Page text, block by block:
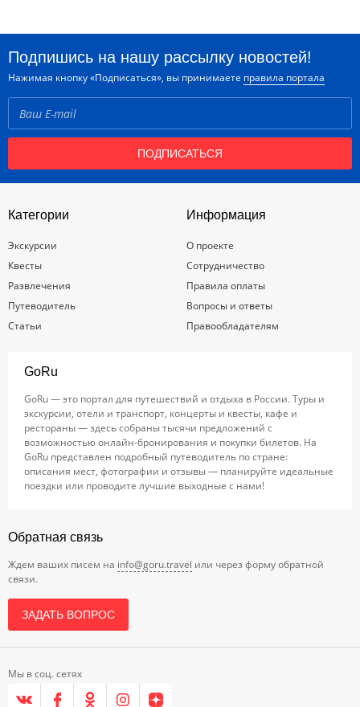
Подпишись на нашу рассылку новостей!
Нажимая кнопку «Подписаться», вы принимаете правила портала
ПОДПИСАТЬСЯ
Категории
Экскурсии
Квесты
Развлечения
Путеводитель
Статьи
Информация
О проекте
Сотрудничество
Правила оплаты
Вопросы и ответы
Правообладателям
GoRu
GoRu — это портал для путешествий и отдыха в России. Туры и
экскурсии, отели и транспорт, концерты и квесты, кафе и
рестораны — здесь собраны тысячи предложений с
возможностью онлайн-бронирования и покупки билетов. На
GoRu представлен подробный путеводитель по стране:
описания мест, фотографии и отзывы — планируйте идеальные
поездки или проводите лучшие выходные с нами!
Обратная связь
Ждем ваших писем на info@goru.travel или через форму обратной
связи.
ЗАДАТЬ ВОПРОС
Мы в соц. сетях